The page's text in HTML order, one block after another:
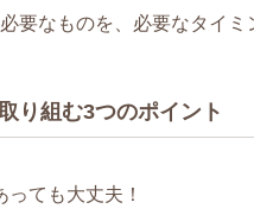
要なものを、必要なタイミ
り組む3つのポイント
ても大丈夫！